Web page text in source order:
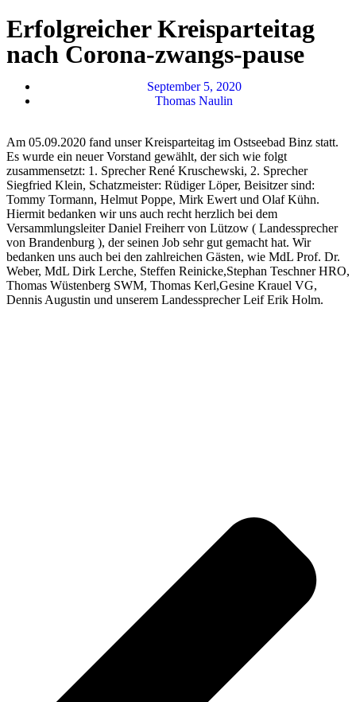
Erfolgreicher Kreisparteitag
nach Corona-zwangs-pause
September 5, 2020
Thomas Naulin
Am 05.09.2020 fand unser Kreisparteitag im Ostseebad Binz statt.
Es wurde ein neuer Vorstand gewählt, der sich wie folgt
zusammensetzt: 1. Sprecher René Kruschewski, 2. Sprecher
Siegfried Klein, Schatzmeister: Rüdiger Löper, Beisitzer sind:
Tommy Tormann, Helmut Poppe, Mirk Ewert und Olaf Kühn.
Hiermit bedanken wir uns auch recht herzlich bei dem
Versammlungsleiter Daniel Freiherr von Lützow ( Landessprecher
von Brandenburg ), der seinen Job sehr gut gemacht hat. Wir
bedanken uns auch bei den zahlreichen Gästen, wie MdL Prof. Dr.
Weber, MdL Dirk Lerche, Steffen Reinicke,Stephan Teschner HRO,
Thomas Wüstenberg SWM, Thomas Kerl,Gesine Krauel VG,
Dennis Augustin und unserem Landessprecher Leif Erik Holm.